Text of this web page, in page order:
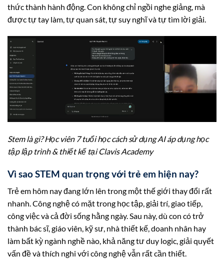
thức thành hành động. Con không chỉ ngồi nghe giảng, mà
được tự tay làm, tự quan sát, tự suy nghĩ và tự tìm lời giải.
Stem là gì? Học viên 7 tuổi học cách sử dụng AI áp dụng học
tập lập trình & thiết kế tại Clavis Academy
Vì sao STEM quan trọng với trẻ em hiện nay?
Trẻ em hôm nay đang lớn lên trong một thế giới thay đổi rất
nhanh. Công nghệ có mặt trong học tập, giải trí, giao tiếp,
công việc và cả đời sống hằng ngày. Sau này, dù con có trở
thành bác sĩ, giáo viên, kỹ sư, nhà thiết kế, doanh nhân hay
làm bất kỳ ngành nghề nào, khả năng tư duy logic, giải quyết
vấn đề và thích nghi với công nghệ vẫn rất cần thiết.